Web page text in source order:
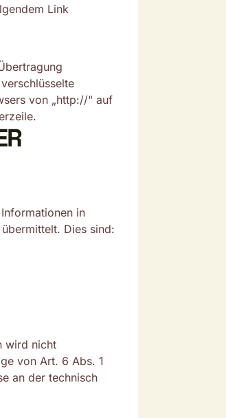
Link
von „http://" auf
in
Dies sind:
wird nicht
von Art. 6 Abs. 1
an der technisch